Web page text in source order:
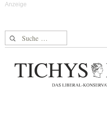
Suche nach: